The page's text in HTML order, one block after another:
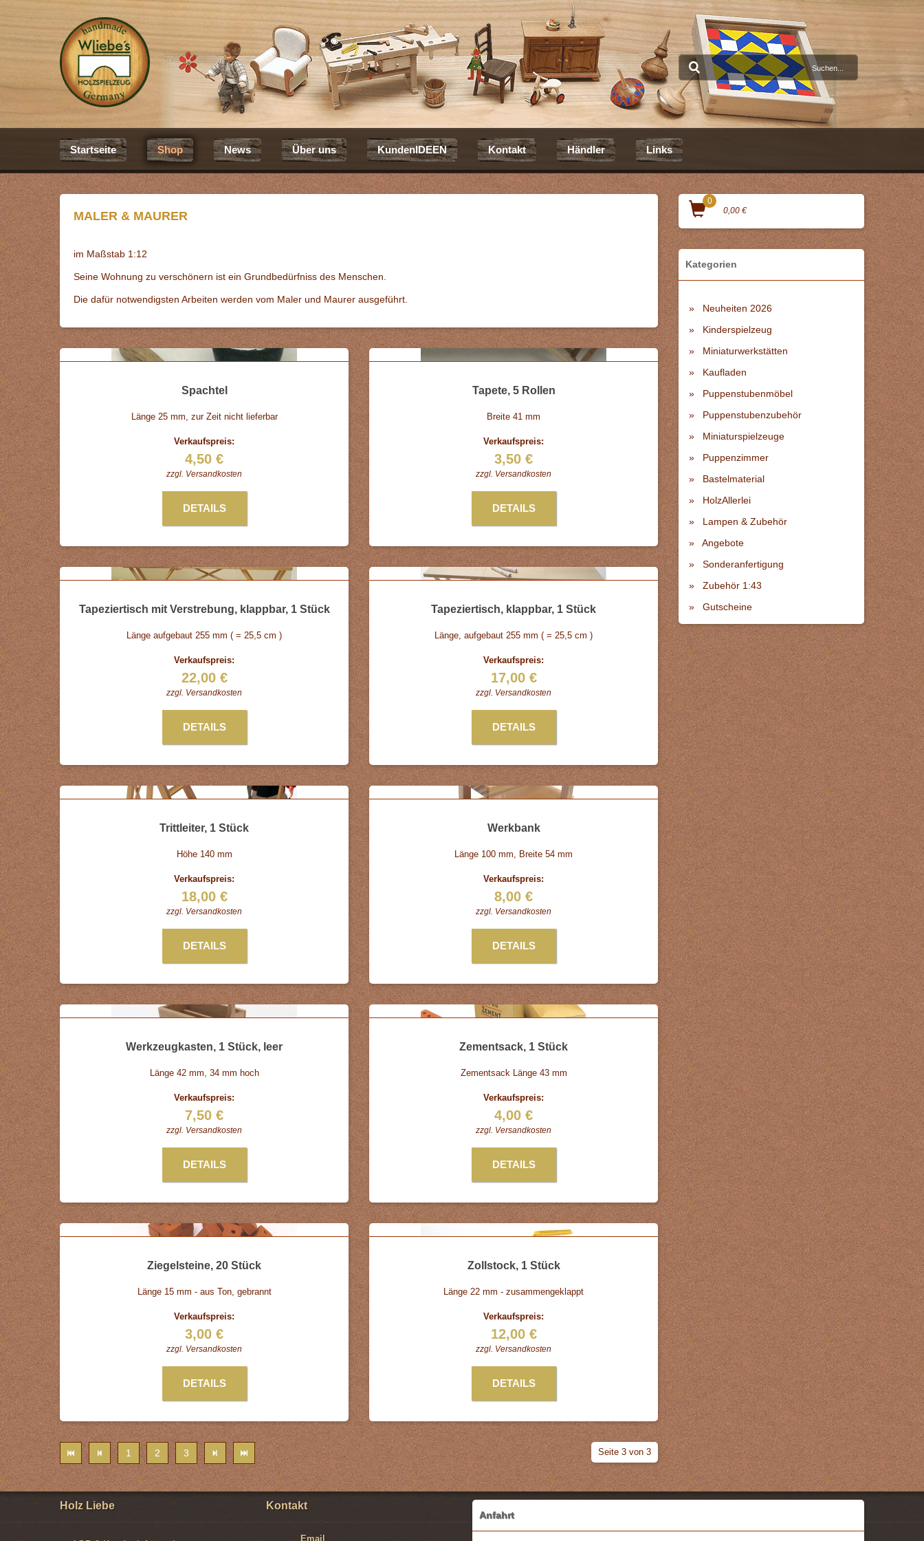
Startseite Shop News Über uns KundenIDEEN Kontakt Händler Links
MALER & MAURER
im Maßstab 1:12
Seine Wohnung zu verschönern ist ein Grundbedürfniss des Menschen.
Die dafür notwendigsten Arbeiten werden vom Maler und Maurer ausgeführt.
Spachtel
Länge 25 mm, zur Zeit nicht lieferbar
Verkaufspreis:
4,50 €
zzgl. Versandkosten
DETAILS
Tapete, 5 Rollen
Breite 41 mm
Verkaufspreis:
3,50 €
zzgl. Versandkosten
DETAILS
Tapeziertisch mit Verstrebung, klappbar, 1 Stück
Länge aufgebaut 255 mm ( = 25,5 cm )
Verkaufspreis:
22,00 €
zzgl. Versandkosten
DETAILS
Tapeziertisch, klappbar, 1 Stück
Länge, aufgebaut 255 mm ( = 25,5 cm )
Verkaufspreis:
17,00 €
zzgl. Versandkosten
DETAILS
Trittleiter, 1 Stück
Höhe 140 mm
Verkaufspreis:
18,00 €
zzgl. Versandkosten
DETAILS
Werkbank
Länge 100 mm, Breite 54 mm
Verkaufspreis:
8,00 €
zzgl. Versandkosten
DETAILS
Werkzeugkasten, 1 Stück, leer
Länge 42 mm, 34 mm hoch
Verkaufspreis:
7,50 €
zzgl. Versandkosten
DETAILS
Zementsack, 1 Stück
Zementsack Länge 43 mm
Verkaufspreis:
4,00 €
zzgl. Versandkosten
DETAILS
Ziegelsteine, 20 Stück
Länge 15 mm - aus Ton, gebrannt
Verkaufspreis:
3,00 €
zzgl. Versandkosten
DETAILS
Zollstock, 1 Stück
Länge 22 mm - zusammengeklappt
Verkaufspreis:
12,00 €
zzgl. Versandkosten
DETAILS
1 2 3 Seite 3 von 3
0
0,00 €
Kategorien
Neuheiten 2026
Kinderspielzeug
Miniaturwerkstätten
Kaufladen
Puppenstubenmöbel
Puppenstubenzubehör
Miniaturspielzeuge
Puppenzimmer
Bastelmaterial
HolzAllerlei
Lampen & Zubehör
Angebote
Sonderanfertigung
Zubehör 1:43
Gutscheine
Holz Liebe Kontakt
Email
Anfahrt